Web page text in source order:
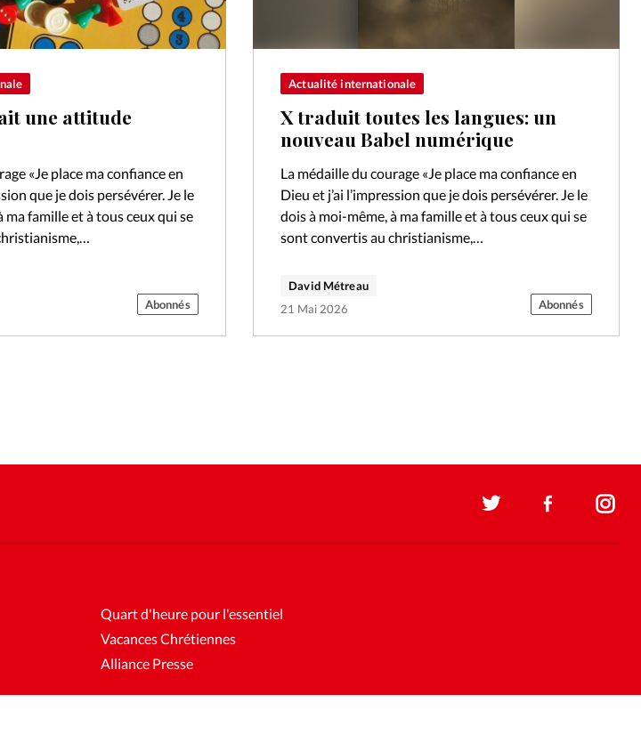
une attitude
«Je place ma confiance en
que je dois persévérer. Je le
ma famille et à tous ceux qui se
Abonnés
Actualité internationale
X traduit toutes les langues: un
nouveau Babel numérique
La médaille du courage «Je place ma confiance en
Dieu et j’ai l’impression que je dois persévérer. Je le
dois à moi-même, à ma famille et à tous ceux qui se
sont convertis au christianisme,…
David Métreau
21 Mai 2026
Abonnés
Quart d'heure pour l'essentiel
Vacances Chrétiennes
Alliance Presse